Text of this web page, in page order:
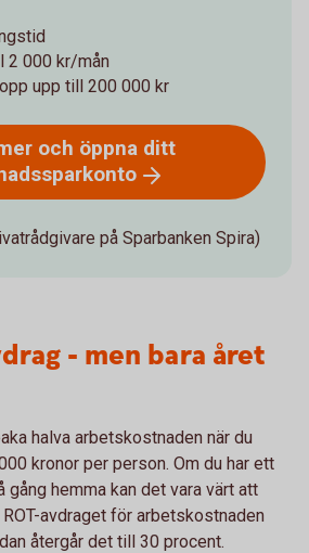
2 000 kr/mån
upp till 200 000 kr
och öppna ditt
på Sparbanken Spira)
- men bara året
halva arbetskostnaden när du
kronor per person. Om du har ett
hemma kan det vara värt att
avdraget för arbetskostnaden
återgår det till 30 procent.